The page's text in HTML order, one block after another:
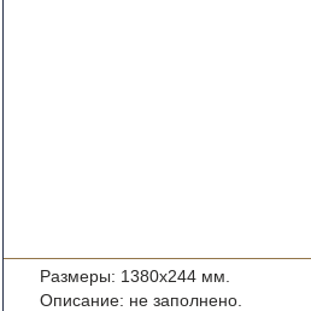
Размеры: 1380x244 мм.
Описание: не заполнено.